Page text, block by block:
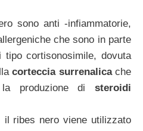
sono anti -infiammatorie,
che sono in parte
cortisonosimile, dovuta
corteccia surrenalicache
la produzione di steroidi
il ribes nero viene utilizzato